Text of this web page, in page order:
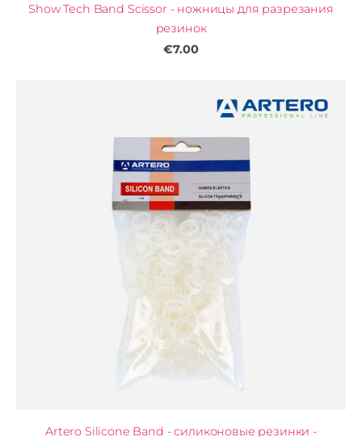
Show Tech Band Scissor - ножницы для разрезания
резинок
€7.00
Artero Silicone Band - силиконовые резинки -